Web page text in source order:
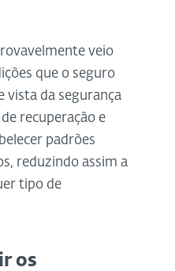
veio
que o seguro
vista da segurança
recuperação e
padrões
reduzindo assim a
tipo de
os